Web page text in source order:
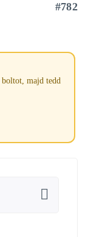
#782
boltot, majd tedd